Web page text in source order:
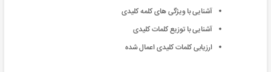
آشنایی با ویژگی های کلمه کلیدی
آشنایی با توزیع کلمات کلیدی
ارزیابی کلمات کلیدی اعمال شده